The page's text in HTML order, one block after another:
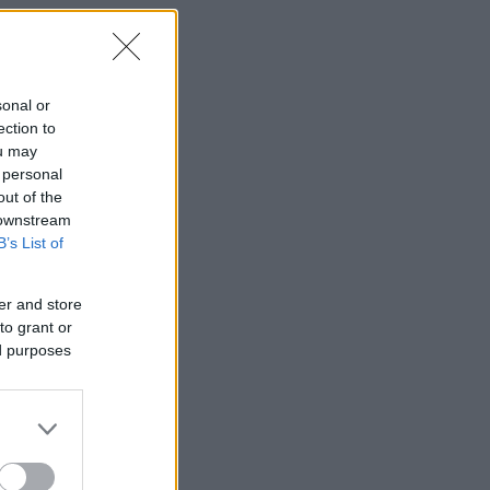
or
to
may
of the
List of
and store
grant or
purposes